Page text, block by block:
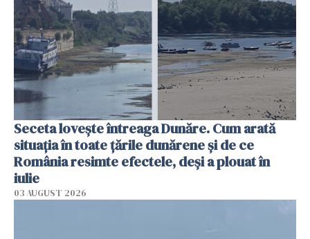
Seceta lovește întreaga Dunăre. Cum arată
situația în toate țările dunărene și de ce
România resimte efectele, deși a plouat în
iulie
03 AUGUST 2026